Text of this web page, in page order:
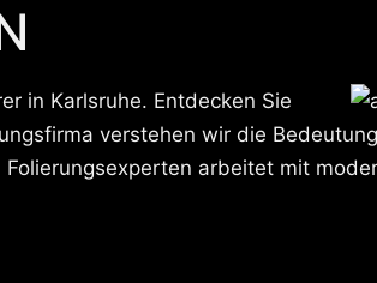
in Karlsruhe. Entdecken Sie
verstehen wir die
arbeitet mit